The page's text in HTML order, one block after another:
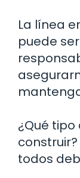
La línea
puede
¿Qué
todos